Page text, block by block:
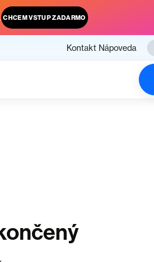
CHCEM VSTUP ZADARMO
Kontakt Nápoveda